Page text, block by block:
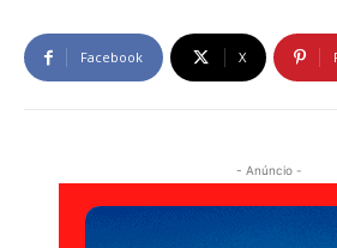
Facebook X
- Anúncio -